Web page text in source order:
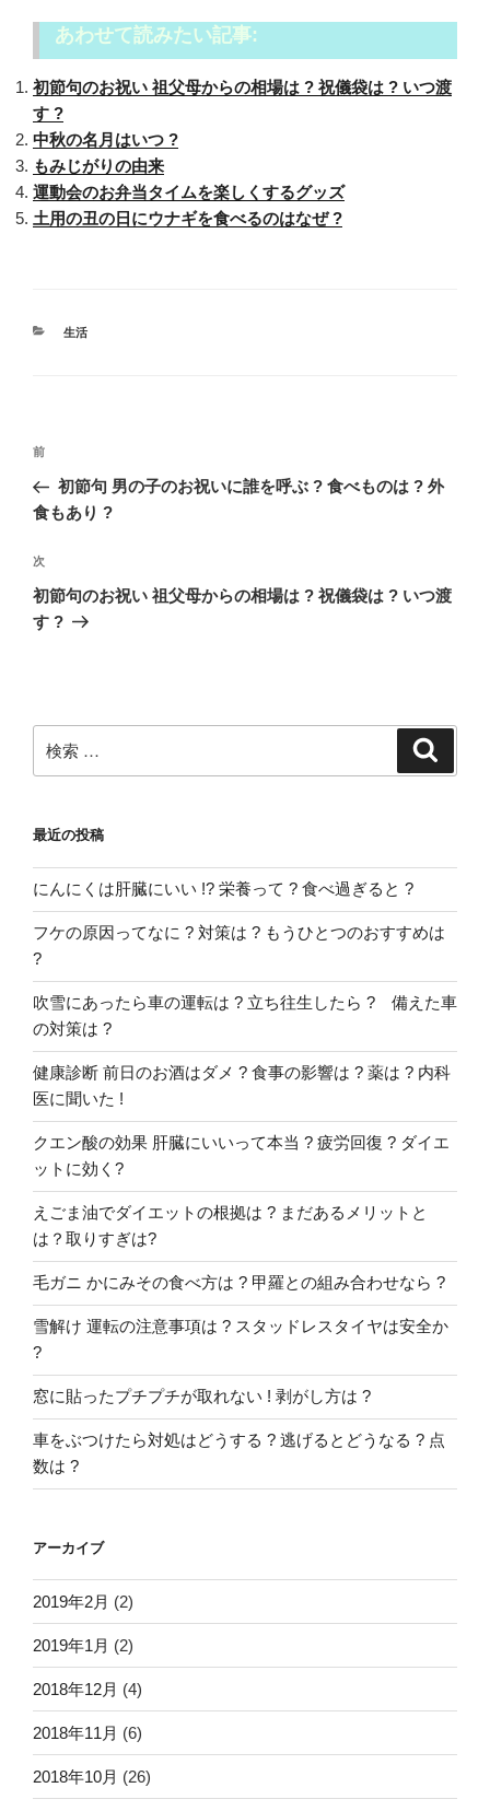
あわせて読みたい記事:
初節句のお祝い 祖父母からの相場は ? 祝儀袋は ? いつ渡
す ?
中秋の名月はいつ ?
もみじがりの由来
運動会のお弁当タイムを楽しくするグッズ
土用の丑の日にウナギを食べるのはなぜ ?
カ
生活
投
ナ
ゲ
ー
シ
過
去
の
稿
前
初節句 男の子のお祝いに誰を呼ぶ ? 食べものは ? 外
食もあり ?
次
の
投
次
初節句のお祝い 祖父母からの相場は ? 祝儀袋は ? いつ渡
す ?
索:
最近の投稿
にんにくは肝臓にいい !? 栄養って ? 食べ過ぎると ?
フケの原因ってなに ? 対策は ? もうひとつのおすすめは
?
吹雪にあったら車の運転は ? 立ち往生したら ? 備えた車
の対策は ?
健康診断 前日のお酒はダメ ? 食事の影響は ? 薬は ? 内科
医に聞いた !
クエン酸の効果 肝臓にいいって本当 ? 疲労回復 ? ダイエ
ットに効く?
えごま油でダイエットの根拠は ? まだあるメリットと
は？取りすぎは?
毛ガニ かにみその食べ方は ? 甲羅との組み合わせなら ?
雪解け 運転の注意事項は ? スタッドレスタイヤは安全か
?
窓に貼ったプチプチが取れない ! 剥がし方は ?
車をぶつけたら対処はどうする ? 逃げるとどうなる ? 点
数は ?
アーカイブ
2019年2月 (2)
2019年1月 (2)
2018年12月 (4)
2018年11月 (6)
2018年10月 (26)